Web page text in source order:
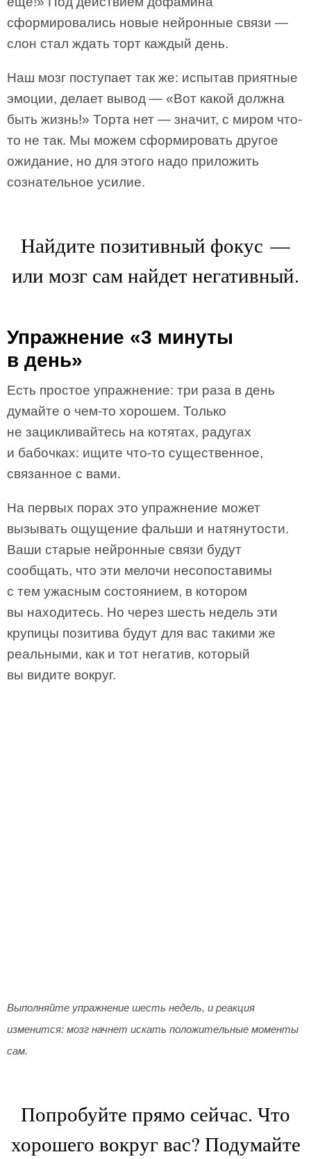
сформировались новые нейронные связи —
слон стал ждать торт каждый день.
Наш мозг поступает так же: испытав приятные
эмоции, делает вывод — «Вот какой должна
быть жизнь!» Торта нет — значит, с миром что-
то не так. Мы можем сформировать другое
ожидание, но для этого надо приложить
сознательное усилие.
Найдите позитивный фокус —
или мозг сам найдет негативный.
Упражнение «3 минуты
в день»
Есть простое упражнение: три раза в день
думайте о чем-то хорошем. Только
не зацикливайтесь на котятах, радугах
и бабочках: ищите что-то существенное,
связанное с вами.
На первых порах это упражнение может
вызывать ощущение фальши и натянутости.
Ваши старые нейронные связи будут
сообщать, что эти мелочи несопоставимы
с тем ужасным состоянием, в котором
вы находитесь. Но через шесть недель эти
крупицы позитива будут для вас такими же
реальными, как и тот негатив, который
вы видите вокруг.
Выполняйте упражнение шесть недель, и реакция
изменится: мозг начнет искать положительные моменты
сам.
Попробуйте прямо сейчас. Что
хорошего вокруг вас? Подумайте